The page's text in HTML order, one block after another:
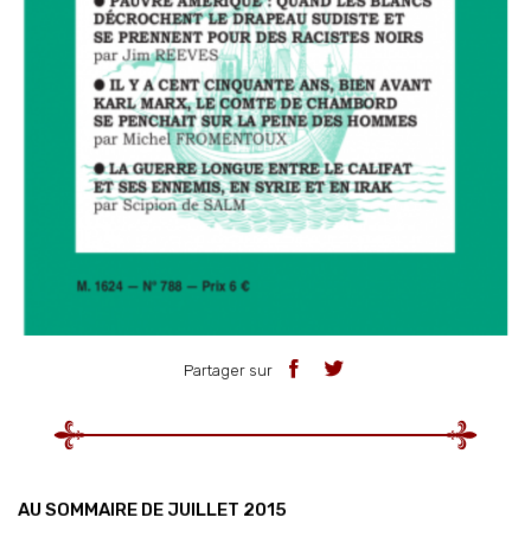
Partager sur
AU SOMMAIRE DE JUILLET 2015